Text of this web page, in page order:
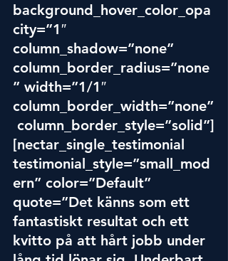
background_hover_color_opa
city=”1″
column_shadow=”none”
column_border_radius=”none
” width=”1/1″
column_border_width=”none”
column_border_style=”solid”]
[nectar_single_testimonial
testimonial_style=”small_mod
ern” color=”Default”
quote=”Det känns som ett
fantastiskt resultat och ett
kvitto på att hårt jobb under